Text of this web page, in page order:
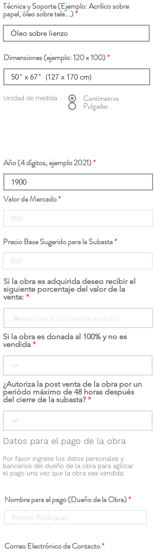
Técnica y Soporte (Ejemplo: Acrilico sobre
papel, óleo sobre tela...)
Dimensiones (ejemplo: 120 x 100)
Unidad de medida Centímetros
Pulgadas
Año (4 dígitos, ejemplo 2021)
Valor de Mercado
Precio Base Sugerido para la Subasta
Si la obra es adquirida deseo recibir el
siguiente porcentaje del valor de la
venta:
Si la obra es donada al 100% y no es
vendida
¿Autoriza la post venta de la obra por un
periódo máximo de 48 horas después
del cierre de la subasta?
Datos para el pago de la obra
Por favor ingrese los datos personales y
bancarios del dueño de la obra para agilizar
el pago una vez que la obra sea vendida:
Nombre para el pago (Dueño de la Obra)
Correo Electrónico de Contacto